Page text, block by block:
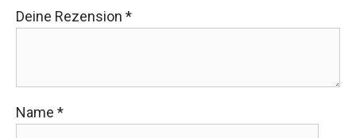
Deine Rezension *
Name *